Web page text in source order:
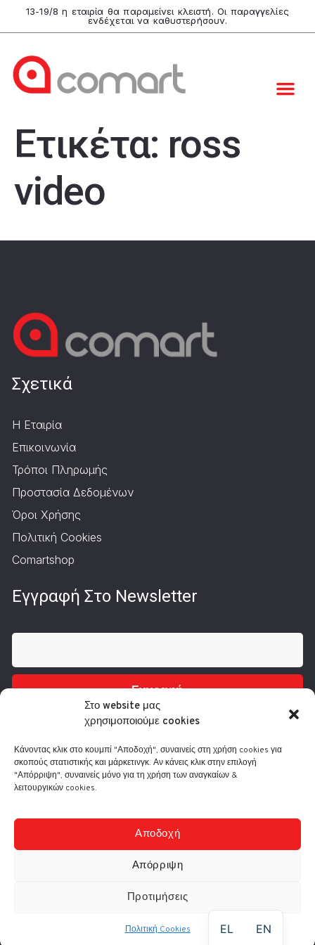
Στο website μας
χρησιμοποιούμε cookies
Κάνοντας κλικ στο κουμπί "Αποδοχή", συναινείς στη χρήση cookies για
σκοπούς στατιστικής και μάρκετινγκ. Αν κάνεις κλικ στην επιλογή
"Απόρριψη", συναινείς μόνο για τη χρήση των αναγκαίων &
λειτουργικών cookies.
Αποδοχή
Απόρριψη
Προτιμήσεις
Πολιτική Cookies
13-19/8 η εταιρία θα παραμείνει κλειστή. Οι παραγγελίες
ενδέχεται να καθυστερήσουν.
Ετικέτα: ross
video
Σχετικά
Η Εταιρία
Επικοινωνία
Τρόποι Πληρωμής
Προστασία Δεδομένων
Όροι Χρήσης
Πολιτική Cookies
Comartshop
Εγγραφή Στο Newsletter
Εγγραφή
Τηλ.: 210 3416200
Δευ - Παρ: 9:30 - 18:00
EL EN